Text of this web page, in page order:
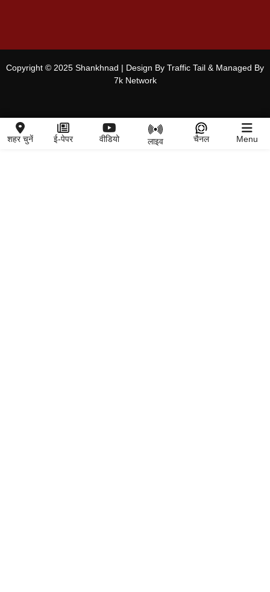
Copyright © 2025 Shankhnad | Design By Traffic Tail & Managed By
7k Network
शहर चुनें ई-पेपर वीडियो लाइव चैनल Menu